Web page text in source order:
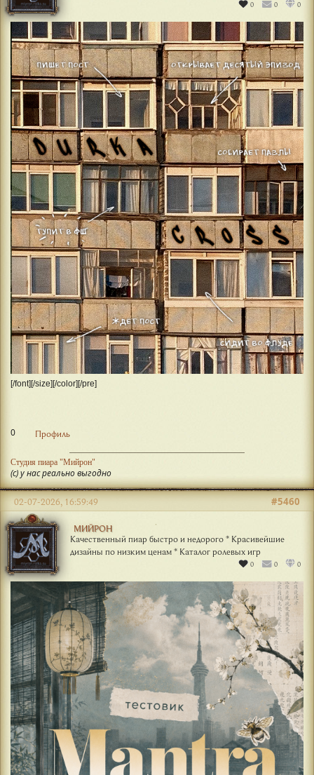
0 0 0
[/font][/size][/color][/pre]
0 Профиль
Студия пиара "Мийрон"
(с) у нас реально выгодно
МИЙРОН
Качественный пиар быстро и недорого * Красивейшие
дизайны по низким ценам * Каталог ролевых игр
0 0 0
#5460
02-07-2026, 16:59:49